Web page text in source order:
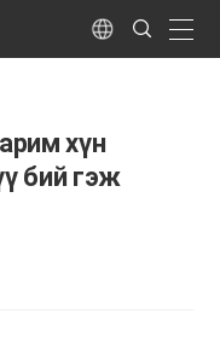
Language
Search
Submit
хүн
бий гэж